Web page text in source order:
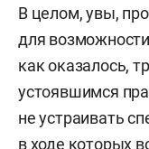
В целом, увы,
для
как оказалось,
устоявшимся
не устраивать
в ходе которых